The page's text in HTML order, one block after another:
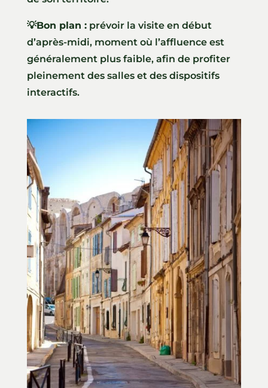
💡Bon plan :prévoir la visite en début
d’après-midi, moment où l’affluence est
généralement plus faible, afin de profiter
pleinement des salles et des dispositifs
interactifs.